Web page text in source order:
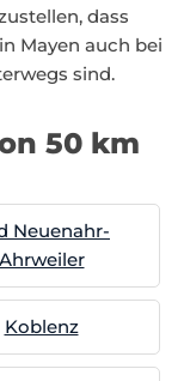
dass
Mayen auch bei
sind.
50 km
Neuenahr-
Ahrweiler
Koblenz